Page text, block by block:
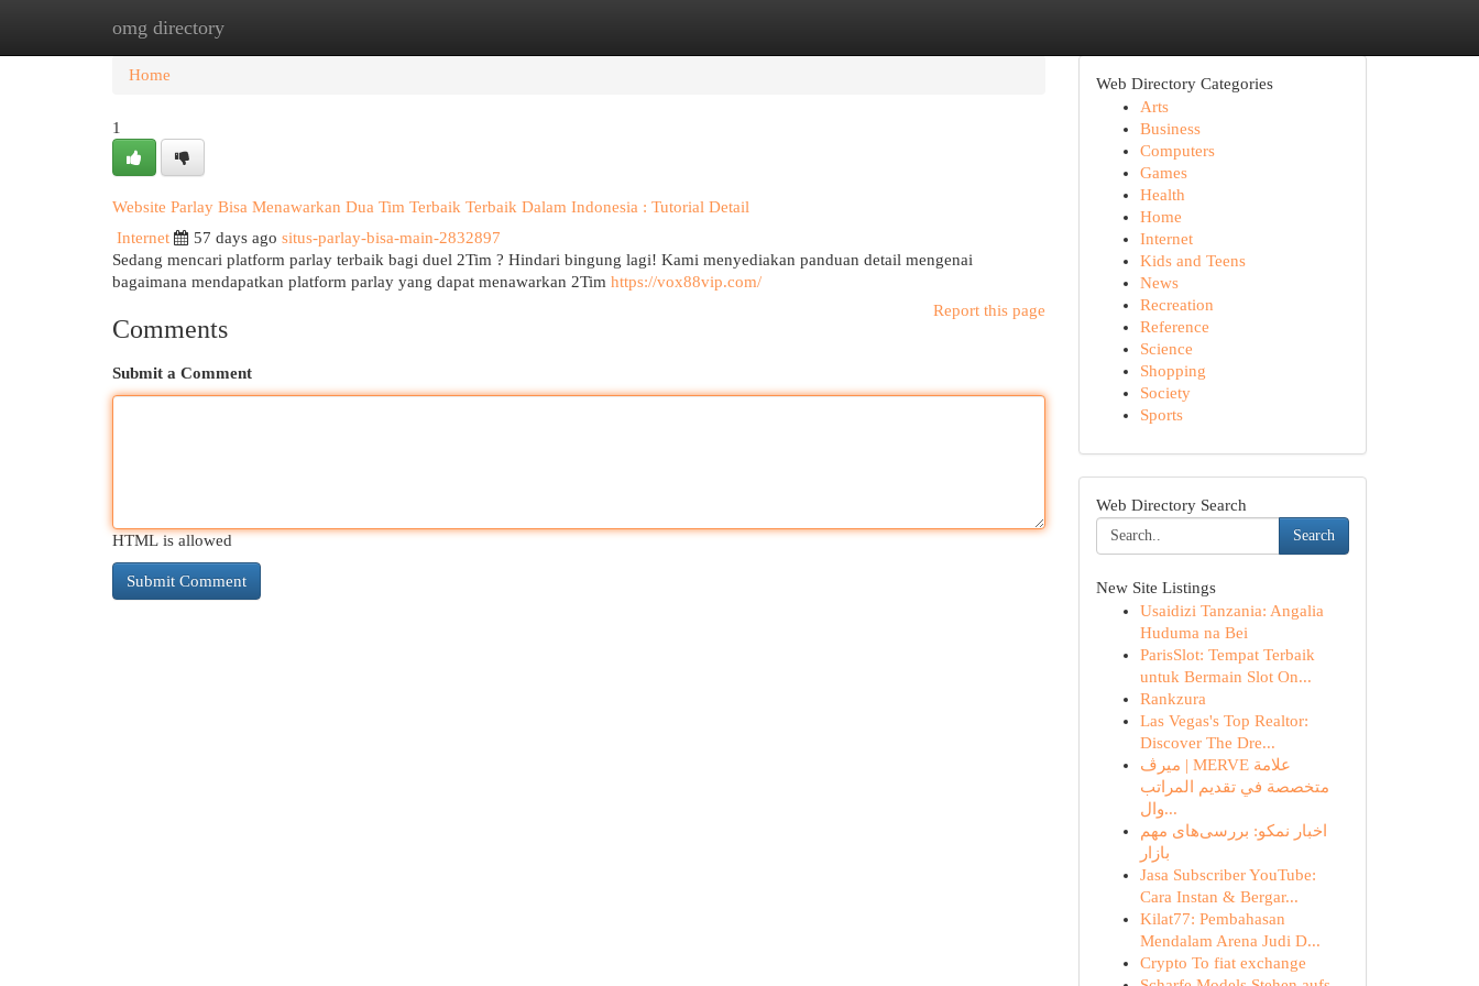
omg directory
Home New Site Listings
Home
1
Website Parlay Bisa Menawarkan Dua Tim Terbaik Terbaik Dalam Indonesia : Tutorial Detail
Internet
57 days ago situs-parlay-bisa-main-2832897
Sedang mencari platform parlay terbaik bagi duel 2Tim ? Hindari bingung lagi! Kami menyediakan panduan detail mengenai
bagaimana mendapatkan platform parlay yang dapat menawarkan 2Tim https://vox88vip.com/
Report this page
Comments
Submit a Comment
HTML is allowed
Web Directory Categories
Arts
Business
Computers
Games
Health
Home
Internet
Kids and Teens
News
Recreation
Reference
Science
Shopping
Society
Sports
Web Directory Search
Search
New Site Listings
Usaidizi Tanzania: Angalia
Huduma na Bei
ParisSlot: Tempat Terbaik
untuk Bermain Slot On...
Rankzura
Las Vegas's Top Realtor:
Discover The Dre...
ميرڤ | MERVE علامة
متخصصة في تقديم المراتب
وال...
اخبار نمکو: بررسی‌های مهم
بازار
Jasa Subscriber YouTube:
Cara Instan & Bergar...
Kilat77: Pembahasan
Mendalam Arena Judi D...
Crypto To fiat exchange